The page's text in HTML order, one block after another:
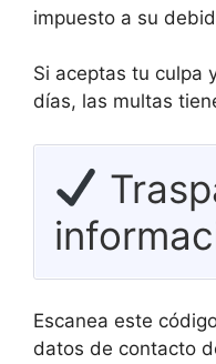
impuesto a su
Si aceptas tu culpa
días, las multas
Escanea este
datos de contacto